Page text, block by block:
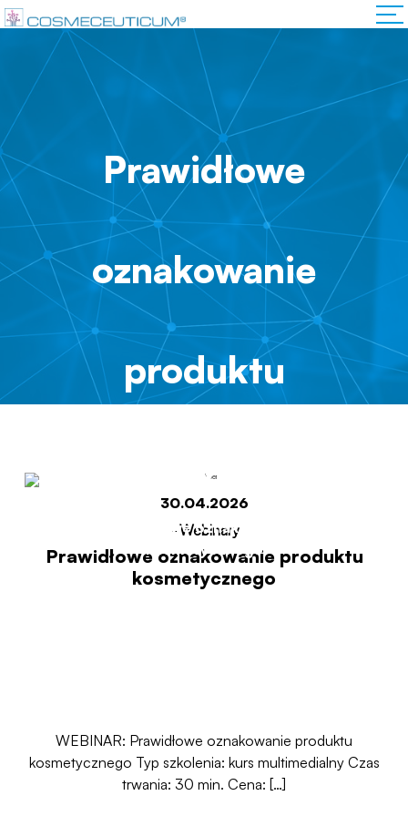
Prawidłowe
oznakowanie
produktu
kosmetycznego
Prawidłowe oznakowanie produktu
kosmetycznego
30.04.2026
-Webinary
Prawidłowe oznakowanie produktu
kosmetycznego
WEBINAR: Prawidłowe oznakowanie produktu
kosmetycznego Typ szkolenia: kurs multimedialny Czas
trwania: 30 min. Cena: […]